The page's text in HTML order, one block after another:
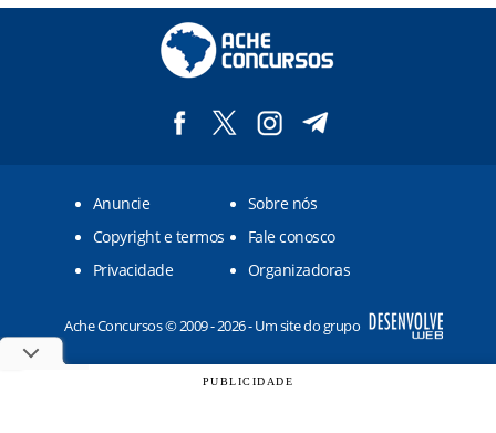
Anuncie
Sobre nós
Copyright e termos
Fale conosco
Privacidade
Organizadoras
Ache Concursos © 2009 - 2026 - Um site do grupo
PUBLICIDADE